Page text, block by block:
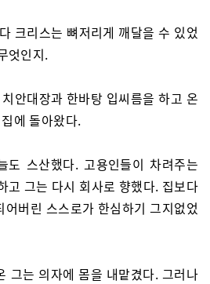
크리스는 뼈저리게 깨달을 수 있었
엇인지.
안대장과 한바탕 입씨름을 하고 온
에 돌아왔다.
도 스산했다. 고용인들이 차려주는
고 그는 다시 회사로 향했다. 집보다
버린 스스로가 한심하기 그지없었
그는 의자에 몸을 내맡겼다. 그러나